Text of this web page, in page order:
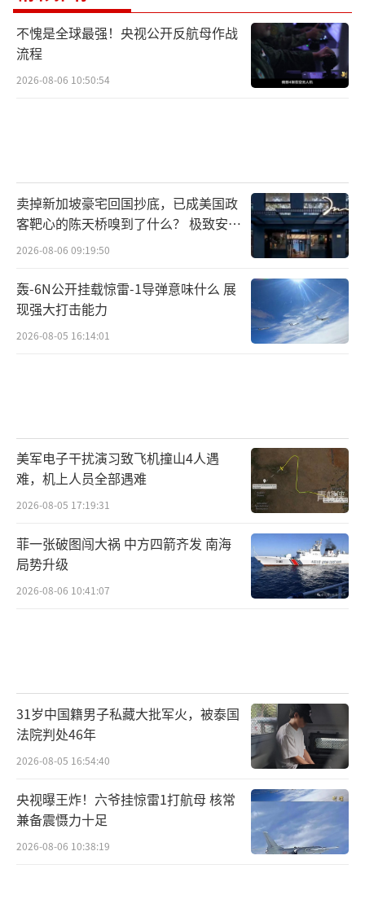
不愧是全球最强！央视公开反航母作战
流程
2026-08-06 10:50:54
卖掉新加坡豪宅回国抄底，已成美国政
客靶心的陈天桥嗅到了什么？ 极致安全
的追寻
2026-08-06 09:19:50
轰-6N公开挂载惊雷-1导弹意味什么 展
现强大打击能力
2026-08-05 16:14:01
美军电子干扰演习致飞机撞山4人遇
难，机上人员全部遇难
2026-08-05 17:19:31
菲一张破图闯大祸 中方四箭齐发 南海
局势升级
2026-08-06 10:41:07
31岁中国籍男子私藏大批军火，被泰国
法院判处46年
2026-08-05 16:54:40
央视曝王炸！六爷挂惊雷1打航母 核常
兼备震慑力十足
2026-08-06 10:38:19